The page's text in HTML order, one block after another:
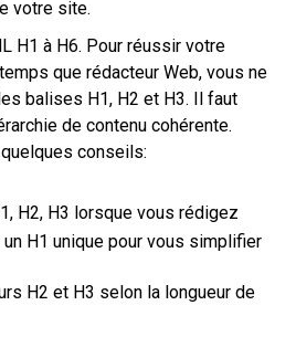
votre site.
H1 à H6. Pour réussir votre
que rédacteur Web, vous ne
balises H1, H2 et H3. Il faut
de contenu cohérente.
conseils:
H2, H3 lorsque vous rédigez
H1 unique pour vous simplifier
H2 et H3 selon la longueur de